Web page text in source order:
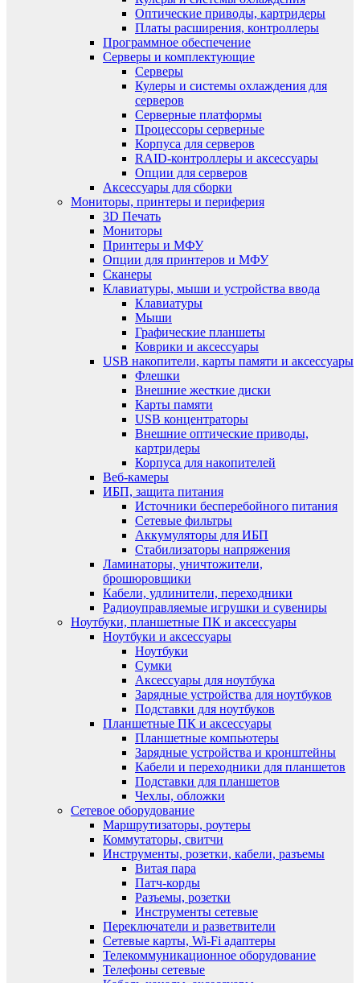
Оптические приводы, картридеры
Платы расширения, контроллеры
Программное обеспечение
Серверы и комплектующие
Серверы
Кулеры и системы охлаждения для
серверов
Серверные платформы
Процессоры серверные
Корпуса для серверов
RAID-контроллеры и аксессуары
Опции для серверов
Аксессуары для сборки
Мониторы, принтеры и периферия
3D Печать
Мониторы
Принтеры и МФУ
Опции для принтеров и МФУ
Сканеры
Клавиатуры, мыши и устройства ввода
Клавиатуры
Мыши
Графические планшеты
Коврики и аксессуары
USB накопители, карты памяти и аксессуары
Флешки
Внешние жесткие диски
Карты памяти
USB концентраторы
Внешние оптические приводы,
картридеры
Корпуса для накопителей
Веб-камеры
ИБП, защита питания
Источники бесперебойного питания
Сетевые фильтры
Аккумуляторы для ИБП
Стабилизаторы напряжения
Ламинаторы, уничтожители,
брошюровщики
Кабели, удлинители, переходники
Радиоуправляемые игрушки и сувениры
Ноутбуки, планшетные ПК и аксессуары
Ноутбуки и аксессуары
Ноутбуки
Сумки
Аксессуары для ноутбука
Зарядные устройства для ноутбуков
Подставки для ноутбуков
Планшетные ПК и аксессуары
Планшетные компьютеры
Зарядные устройства и кронштейны
Кабели и переходники для планшетов
Подставки для планшетов
Чехлы, обложки
Сетевое оборудование
Маршрутизаторы, роутеры
Коммутаторы, свитчи
Инструменты, розетки, кабели, разъемы
Витая пара
Патч-корды
Разъемы, розетки
Инструменты сетевые
Переключатели и разветвители
Сетевые карты, Wi-Fi адаптеры
Телекоммуникационное оборудование
Телефоны сетевые